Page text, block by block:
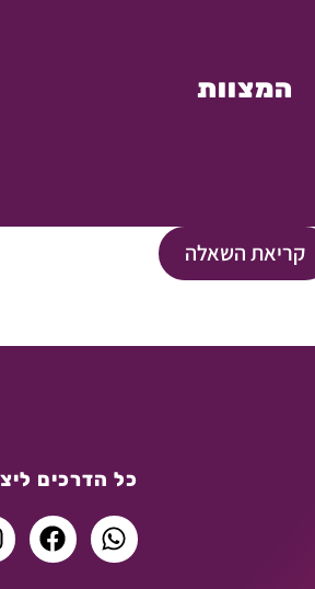
המצוות
קריאת השאלה
כל הדרכים